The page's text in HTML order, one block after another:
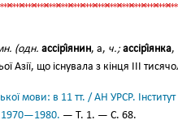
(одн. ассірі́янин, а, ч.; ассірі́янка,
Азії, що існувала з кінця III
мови: в 11 тт. / АН УРСР.
— Т. 1. — С. 68.